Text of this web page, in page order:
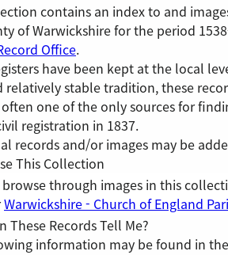
contains an index to and
of Warwickshire for the period
Office.
have been kept at the local
relatively stable tradition, these
one of the only sources for
registration in 1837.
records and/or images may be
This Collection
browse through images in this
Warwickshire - Church of England
These Records Tell Me?
information may be found in